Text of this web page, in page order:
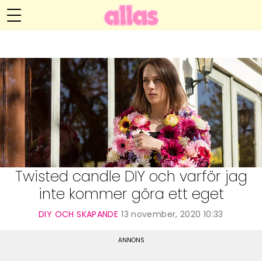
Hälsa
Relationer
Handarbete
Anna María Larssons blogg
Hem
Om Anna María
Kategorier
Arkiv
Kontakt
Twisted candle DIY och varför jag
inte kommer göra ett eget
DIY OCH SKAPANDE 13 november, 2020 10:33